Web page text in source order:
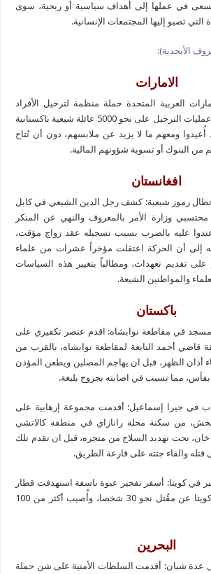
تسعى في عملها إلى أهداف سياسية أو ربحية، سوى
التي تصبو إليها المجتمعات الإنسانية.
الأبجدية):
الامارات
العربية المتحدة حملة منظمة لترحيل الأفراد
الشيعة من البلاد، أثرت عمليات الترحيل على نحو 5000 عائلة شيعية باكستانية
15000 فرد أُعيدوا ومعهم ما لا يزيد عن ملابسهم، دون أن تُتاح
البنوك أو تسوية شؤونهم المالية.
افغانستان
رموز شيعية: كشف رجل الدين الشيعي في كابل
وزارة الأمر بالمعروف والنهي عن المنكر
اعتدوا عليه بالضرب بسبب تسجيله عقد زواج مؤقت،
إلى أن الحركة اعتقلت مؤخراً عشرات من علماء
على تقديم تعهدات، ومطالباً بتغيير هذه السياسات
والمواطنين الشيعة.
باكستان
في مقاطعة نوابشاه: اقدم عنصر تكفيري على
قاضي أحمد التابعة لمقاطعة نوابشاه، بالقرب من
أذان الظهر، قبل ان يهاجم المصلين ويطعن المؤذن
في جيرا إسماعيل: أقدمت مجموعة إرهابية على
من سكنة محلة رانازاي في منطقة كالاتشي
تحت تهديد السلاح من متجره، قبل ان تقدم تلك
والقاء جثته على قارعة الطريق.
في كويتا: أسفر تفجير عبوة ناسفة استهدفت قطار
نقل الركاب في مدينة كويتا عن مقُتل نحو 30 شخصا، وأُصيب أكثر من 100
البحرين
عدة شبان: أقدمت السلطات الأمنية على شن حملة